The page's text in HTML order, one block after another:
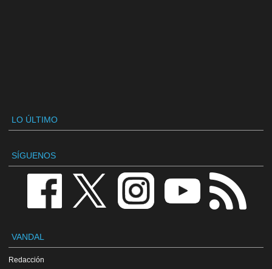
LO ÚLTIMO
SÍGUENOS
VANDAL
Redacción